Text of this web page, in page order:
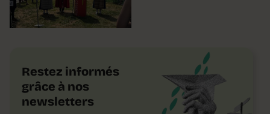
Restez informés
grâce à nos
newsletters